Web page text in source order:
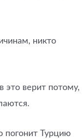
никто
это верит потому,
погонит Турцию